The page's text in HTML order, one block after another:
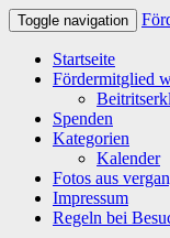
Toggle navigation
Startseite
Fördermitglied
Spenden
Kategorien
Kalender
Fotos aus
Impressum
Regeln bei